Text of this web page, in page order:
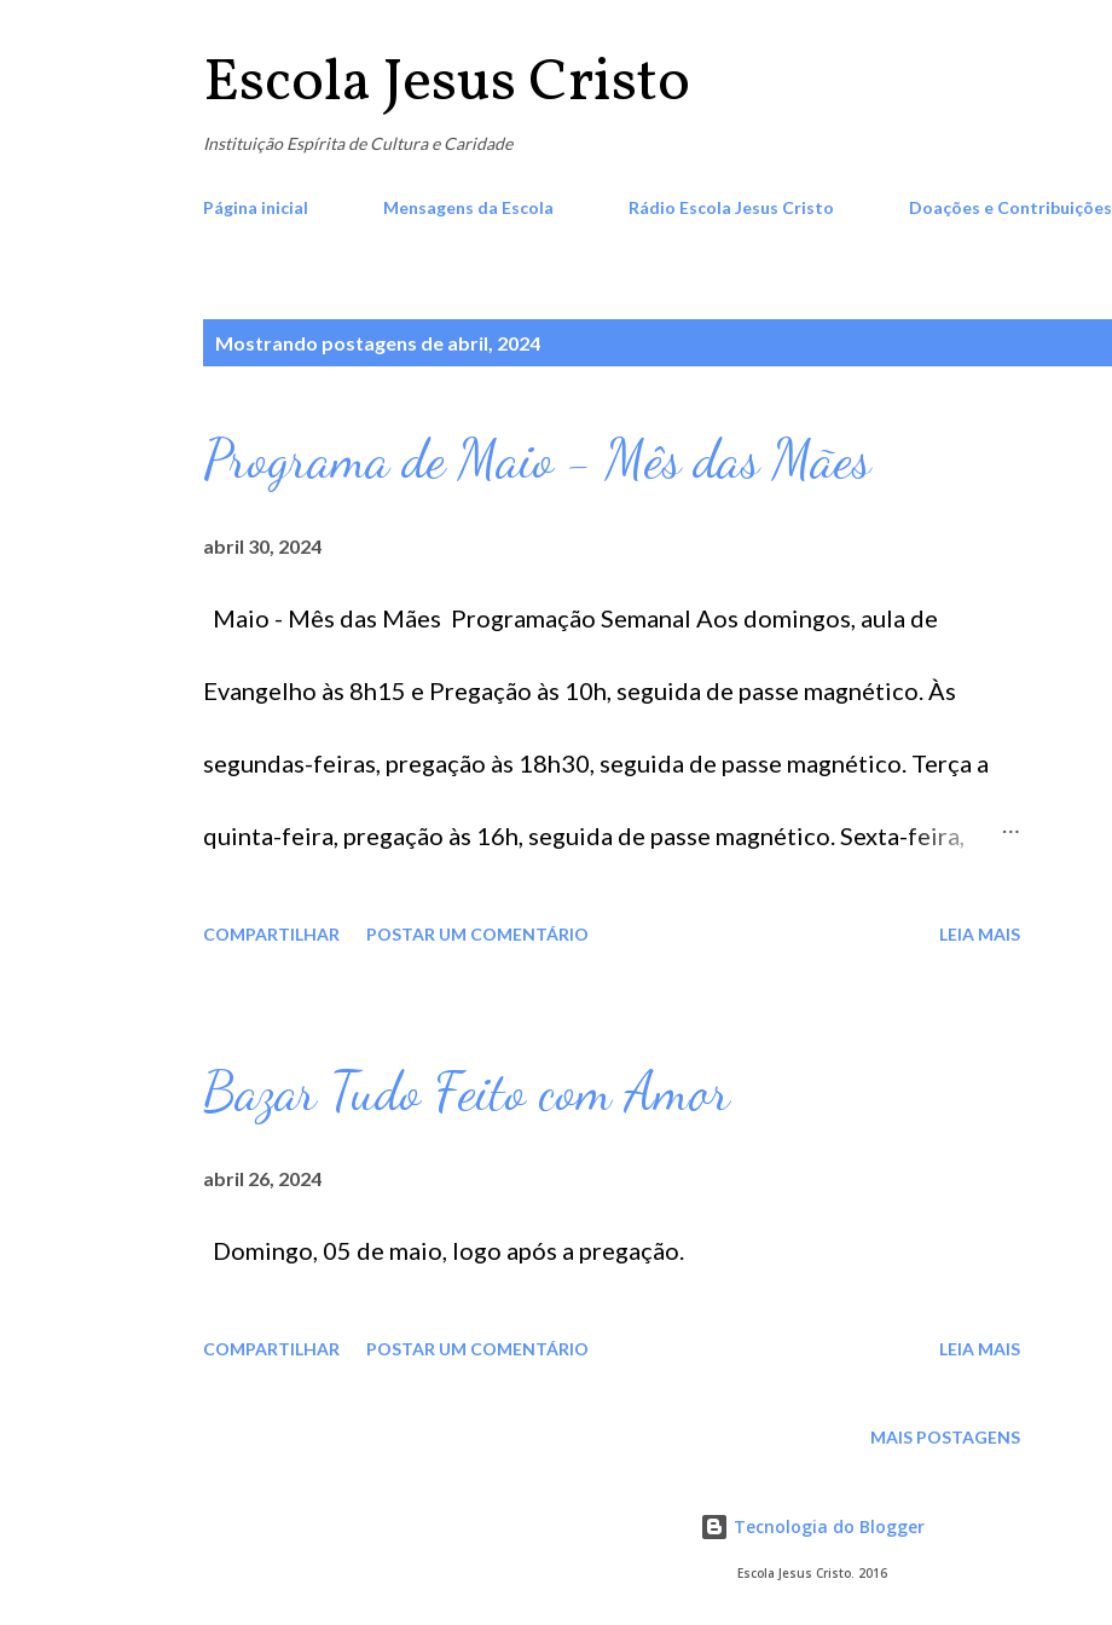
Escola Jesus Cristo
Instituição Espírita de Cultura e Caridade
Página inicial Mensagens da Escola Rádio Escola Jesus Cristo Doações e Contribuições
Mostrando postagens de abril, 2024
Programa de Maio - Mês das Mães
abril 30, 2024
Maio - Mês das Mães Programação Semanal Aos domingos, aula de
Evangelho às 8h15 e Pregação às 10h, seguida de passe magnético. Às
segundas-feiras, pregação às 18h30, seguida de passe magnético. Terça a
quinta-feira, pregação às 16h, seguida de passe magnético. Sexta-feira,
COMPARTILHAR POSTAR UM COMENTÁRIO LEIA MAIS
Bazar Tudo Feito com Amor
abril 26, 2024
Domingo, 05 de maio, logo após a pregação.
COMPARTILHAR POSTAR UM COMENTÁRIO LEIA MAIS
MAIS POSTAGENS
Tecnologia do Blogger
Escola Jesus Cristo. 2016